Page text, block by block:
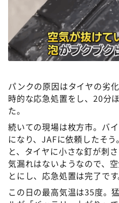
パンクの原因はタイヤの劣
時的な応急処置をし、20分
た。
続いての現場は枚方市。バ
になり、JAFに依頼したそ
と、タイヤに小さな釘が刺
気漏れはないようなので、
とにし、応急処置は完了です
この日の最高気温は35度。